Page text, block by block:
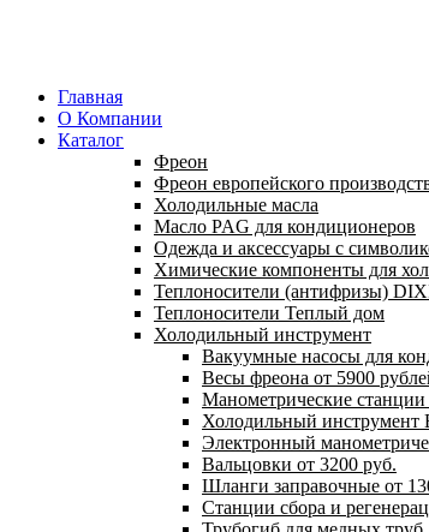
Главная
О Компании
Каталог
Фреон
Фреон европейского
Холодильные масла
Масло PAG для кондиционеров
Одежда и аксессуары с
Химические компоненты для
Теплоносители (антифризы)
Теплоносители Теплый дом
Холодильный инструмент
Вакуумные насосы для
Весы фреона от 5900
Манометрические станции
Холодильный инструмент
Электронный
Вальцовки от 3200 руб.
Шланги заправочные от
Станции сбора и